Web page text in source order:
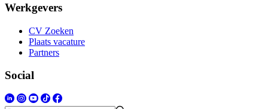
Werkgevers
CV Zoeken
Plaats vacature
Partners
Social